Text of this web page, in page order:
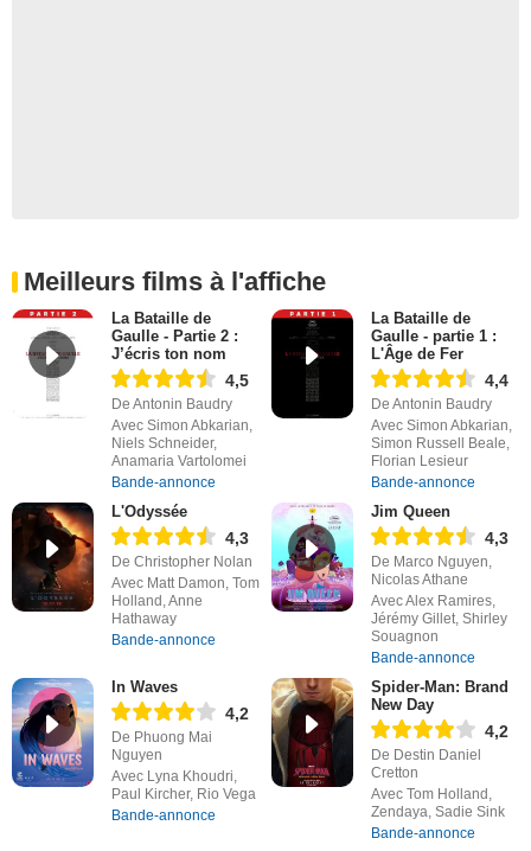
Meilleurs films à l'affiche
La Bataille de
Gaulle - Partie 2 :
J’écris ton nom
4,5
De Antonin Baudry
Avec Simon Abkarian,
Niels Schneider,
Anamaria Vartolomei
Bande-annonce
La Bataille de
Gaulle - partie 1 :
L'Âge de Fer
4,4
De Antonin Baudry
Avec Simon Abkarian,
Simon Russell Beale,
Florian Lesieur
Bande-annonce
L'Odyssée
4,3
De Christopher Nolan
Avec Matt Damon, Tom
Holland, Anne
Hathaway
Bande-annonce
Jim Queen
4,3
De Marco Nguyen,
Nicolas Athane
Avec Alex Ramires,
Jérémy Gillet, Shirley
Souagnon
Bande-annonce
In Waves
4,2
De Phuong Mai
Nguyen
Avec Lyna Khoudri,
Paul Kircher, Rio Vega
Bande-annonce
Spider-Man: Brand
New Day
4,2
De Destin Daniel
Cretton
Avec Tom Holland,
Zendaya, Sadie Sink
Bande-annonce